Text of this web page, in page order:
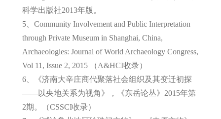
科学出版社2013年版。
5、Community Involvement and Public Interpretation
through Private Museum in Shanghai, China,
Archaeologies: Journal of World Archaeology Congress,
Vol 11, Issue 2, 2015 （A&HCI收录）
6、《济南大辛庄商代聚落社会组织及其变迁初探
——以央地关系为视角》，《东岳论丛》2015年第
2期。（CSSCI收录）